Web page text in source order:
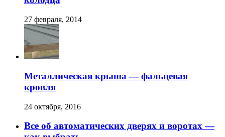
27 февраля, 2014
Металлическая крыша — фальцевая
кровля
24 октября, 2016
Все об автоматических дверях и воротах —